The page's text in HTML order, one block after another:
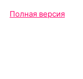
Полная версия